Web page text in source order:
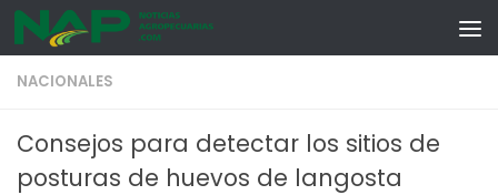
Skip to content
NACIONALES
Consejos para detectar los sitios de
posturas de huevos de langosta